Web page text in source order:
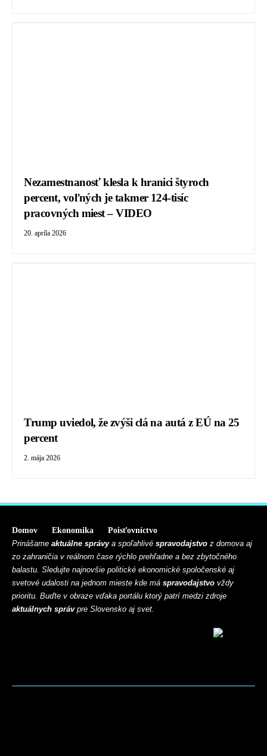
Nezamestnanosť klesla k hranici štyroch
percent, voľných je takmer 124-tisíc
pracovných miest – VIDEO
20. apríla 2026
Trump uviedol, že zvýši clá na autá z EÚ na 25
percent
2. mája 2026
Domov Ekonomika
Poisťovníctvo
Prinášame aktuálne správya spoľahlivé spravodajstvo z domova aj
zo zahraničia v reálnom čase rýchlo prehľadne a bez zbytočného
balastu. Sledujte najnovšie politické ekonomické spoločenské aj
svetové udalosti na jednom mieste kde má spravodajstvo vždy
prioritu. Buďte v obraze vďaka portálu ktorý patrí medzi zdroje
aktuálnych správpre Slovensko aj svet.